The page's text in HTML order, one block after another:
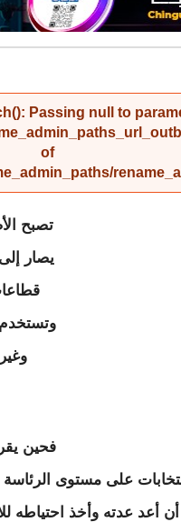
Passing null to
of
تصبح
يصار
فحين
على مستوى
أعد عدته وأخذ احتياطه